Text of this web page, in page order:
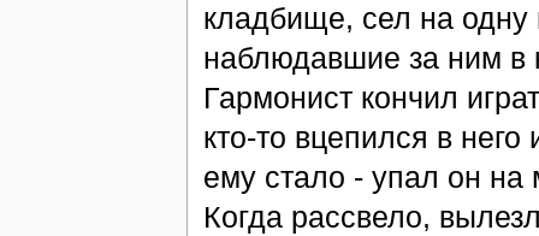
кладбище, сел на одну
наблюдавшие за ним в
Гармонист кончил
кто-то вцепился в
ему стало - упал он на
Когда рассвело,